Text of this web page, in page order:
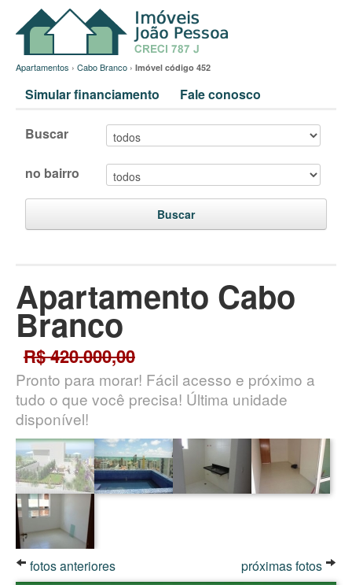
Apartamentos › Cabo Branco › Imóvel código 452
Simular financiamento Fale conosco
Buscar
no bairro
Buscar
Apartamento Cabo
Branco
R$ 420.000,00
Pronto para morar! Fácil acesso e próximo a
tudo o que você precisa! Última unidade
disponível!
fotos anteriores próximas fotos